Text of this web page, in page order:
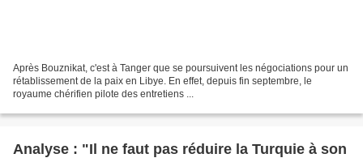
Après Bouznikat, c'est à Tanger que se poursuivent les négociations pour un
rétablissement de la paix en Libye. En effet, depuis fin septembre, le
royaume chérifien pilote des entretiens ...
Analyse : "Il ne faut pas réduire la Turquie à son